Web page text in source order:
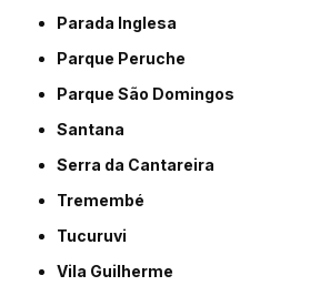
Parada Inglesa
Parque Peruche
Parque São Domingos
Santana
Serra da Cantareira
Tremembé
Tucuruvi
Vila Guilherme